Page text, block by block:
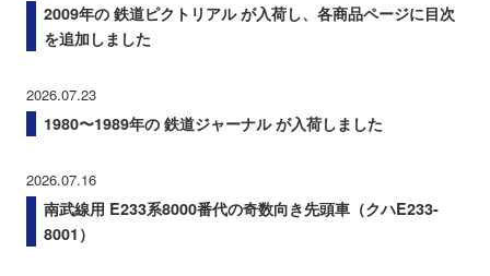
2009年の 鉄道ピクトリアル が入荷し、各商品ページに目次
を追加しました
2026.07.23
1980〜1989年の 鉄道ジャーナル が入荷しました
2026.07.16
南武線用 E233系8000番代の奇数向き先頭車（クハE233-
8001）